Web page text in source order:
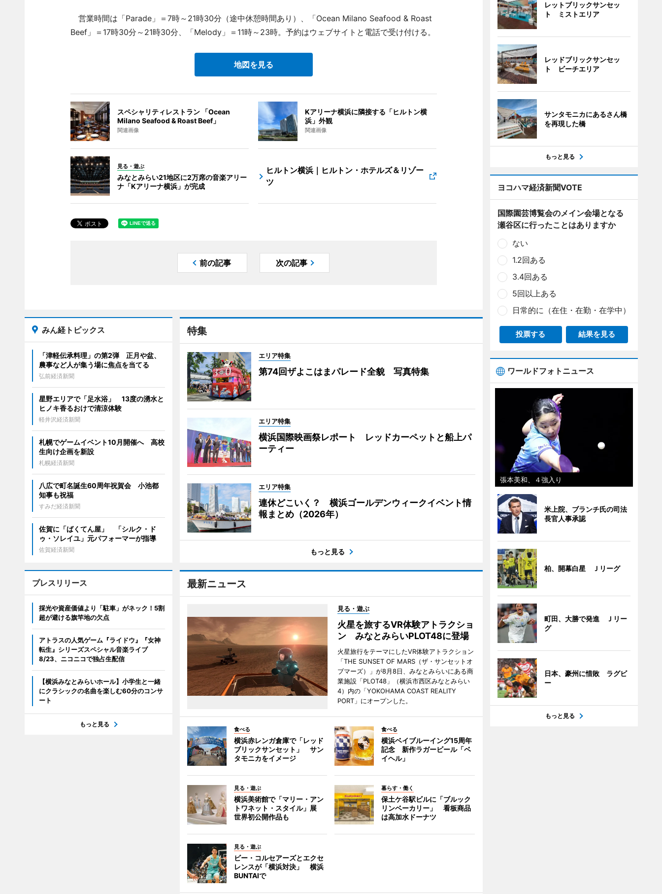
営業時間は「Parade」＝7時～21時30分（途中休憩時間あり）、「Ocean Milano Seafood & Roast
Beef」＝17時30分～21時30分、「Melody」＝11時～23時。予約はウェブサイトと電話で受け付ける。
地図を見る
スペシャリティレストラン 「Ocean
Milano Seafood & Roast Beef」
関連画像
Kアリーナ横浜に隣接する「ヒルトン横
浜」外観
関連画像
見る・遊ぶ
みなとみらい21地区に2万席の音楽アリー
ナ「Kアリーナ横浜」が完成
ヒルトン横浜｜ヒルトン・ホテルズ＆リゾー
ツ
前の記事 次の記事
特集
エリア特集
第74回ザよこはまパレード全貌 写真特集
エリア特集
横浜国際映画祭レポート レッドカーペットと船上パ
ーティー
エリア特集
連休どこいく？ 横浜ゴールデンウィークイベント情
報まとめ（2026年）
もっと見る
最新ニュース
見る・遊ぶ
火星を旅するVR体験アトラクショ
ン みなとみらいPLOT48に登場
火星旅行をテーマにしたVR体験アトラクション
「THE SUNSET OF MARS（ザ・サンセットオ
ブマーズ）」が8月8日、みなとみらいにある商
業施設「PLOT48」（横浜市西区みなとみらい
4）内の「YOKOHAMA COAST REALITY
PORT」にオープンした。
食べる
横浜赤レンガ倉庫で「レッド
ブリックサンセット」 サン
タモニカをイメージ
食べる
横浜ベイブルーイング15周年
記念 新作ラガービール「ベ
イヘル」
見る・遊ぶ
横浜美術館で「マリー・アン
トワネット・スタイル」展
世界初公開作品も
暮らす・働く
保土ケ谷駅ビルに「ブルック
リンベーカリー」 看板商品
は高加水ドーナツ
見る・遊ぶ
ビー・コルセアーズとエクセ
レンスが「横浜対決」 横浜
BUNTAIで
みん経トピックス
「津軽伝承料理」の第2弾 正月や盆、
農事など人が集う場に焦点を当てる
弘前経済新聞
星野エリアで「足水浴」 13度の湧水と
ヒノキ香るおけで清涼体験
軽井沢経済新聞
札幌でゲームイベント10月開催へ 高校
生向け企画を新設
札幌経済新聞
八広で町名誕生60周年祝賀会 小池都
知事も祝福
すみだ経済新聞
佐賀に「ばくてん屋」 「シルク・ド
ゥ・ソレイユ」元パフォーマーが指導
佐賀経済新聞
プレスリリース
採光や資産価値より「駐車」がネック！5割
超が避ける旗竿地の欠点
アトラスの人気ゲーム『ライドウ』『女神
転生』シリーズスペシャル音楽ライブ
8/23、ニコニコで独占生配信
【横浜みなとみらいホール】小学生と一緒
にクラシックの名曲を楽しむ60分のコンサ
ート
もっと見る
レットブリックサンセッ
ト ミストエリア
レッドブリックサンセッ
ト ビーチエリア
サンタモニカにあるさん橋
を再現した橋
もっと見る
ヨコハマ経済新聞VOTE
国際園芸博覧会のメイン会場となる
瀬谷区に行ったことはありますか
ない
1.2回ある
3.4回ある
5回以上ある
日常的に（在住・在勤・在学中）
投票する 結果を見る
ワールドフォトニュース
張本美和、４強入り
米上院、ブランチ氏の司法
長官人事承認
柏、開幕白星 Ｊリーグ
町田、大勝で発進 Ｊリー
グ
日本、豪州に惜敗 ラグビ
ー
もっと見る